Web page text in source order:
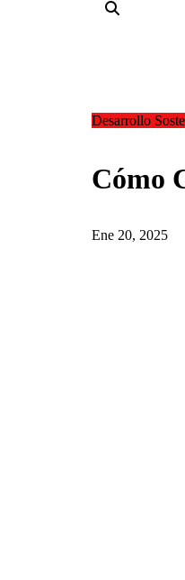
Desarrollo
Cómo
Ene 20, 2025